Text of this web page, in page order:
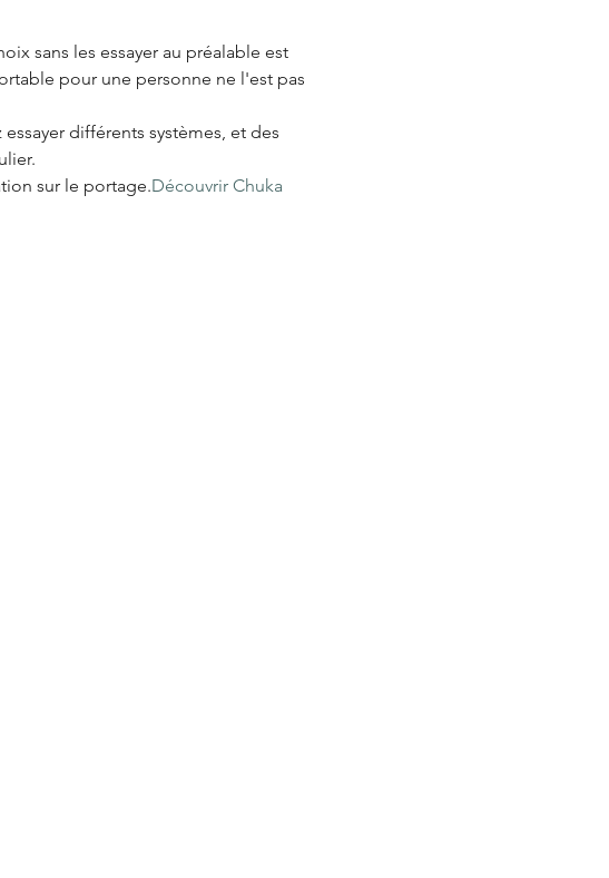
sans les essayer au préalable est
pour une personne ne l'est pas
différents systèmes, et des
sur le portage.Découvrir Chuka